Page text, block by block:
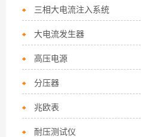
三相大电流注入系统
大电流发生器
高压电源
分压器
兆欧表
耐压测试仪